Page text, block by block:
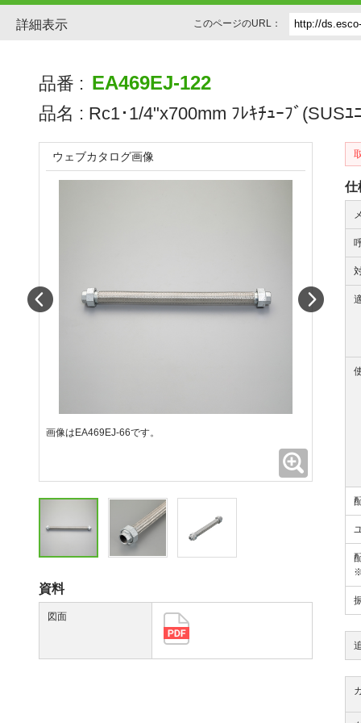
詳細表示 このページのURL：
品番 : EA469EJ-122
品名 : Rc1･1/4"x700mm ﾌﾚｷﾁｭｰﾌﾞ(SUSﾕ
仕
ウェブカタログ画像
画像はEA469EJ-66です。
資料
図面